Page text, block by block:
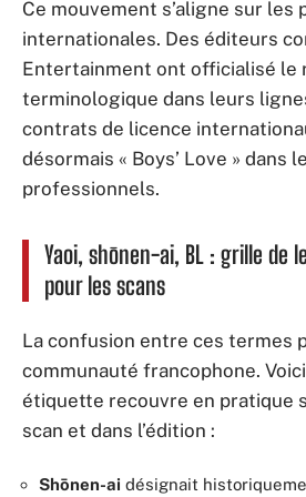
Ce mouvement s’aligne sur les
internationales. Des éditeurs
Entertainment ont officialisé le
terminologique dans leurs
contrats de licence
désormais « Boys’ Love » dans
professionnels.
Yaoi, shōnen-ai, BL : grille de
pour les scans
La confusion entre ces termes
communauté francophone.
étiquette recouvre en pratique
scan et dans l’édition :
Shōnen-ai désignait